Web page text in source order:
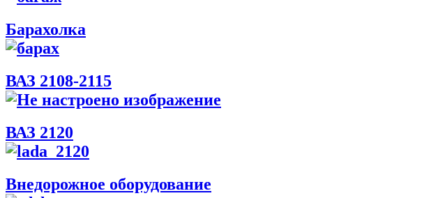
Барахолка
ВАЗ 2108-2115
ВАЗ 2120
Внедорожное оборудование